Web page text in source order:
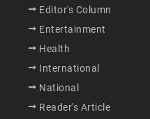
Editor's Column
Entertainment
Health
International
National
Reader's Article